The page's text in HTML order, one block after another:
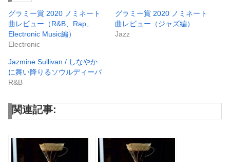
グラミー賞 2020 ノミネート
曲レビュー（R&B、Rap、
Electronic Music編）
Electronic
グラミー賞 2020 ノミネート
曲レビュー（ジャズ編）
Jazz
Jazmine Sullivan / しなやか
に舞い降りるソウルディーバ
R&B
関連記事: